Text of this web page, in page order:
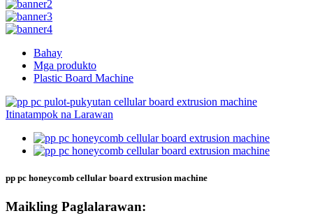
Bahay
Mga produkto
Plastic Board Machine
pp pc honeycomb cellular board extrusion machine
Maikling Paglalarawan: